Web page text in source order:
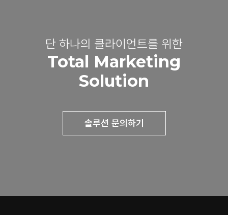
단 하나의 클라이언트를 위한
Total Marketing
Solution
솔루션 문의하기